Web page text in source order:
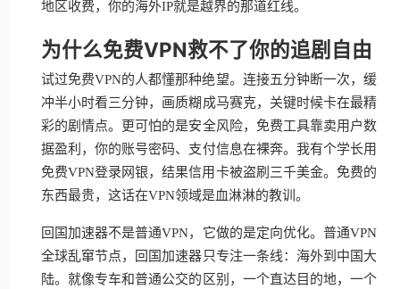
地区收费，你的海外IP就是越界的那道红线。
为什么免费VPN救不了你的追剧自由
试过免费VPN的人都懂那种绝望。连接五分钟断一次，缓
冲半小时看三分钟，画质糊成马赛克，关键时候卡在最精
彩的剧情点。更可怕的是安全风险，免费工具靠卖用户数
据盈利，你的账号密码、支付信息在裸奔。我有个学长用
免费VPN登录网银，结果信用卡被盗刷三千美金。免费的
东西最贵，这话在VPN领域是血淋淋的教训。
回国加速器不是普通VPN，它做的是定向优化。普通VPN
全球乱窜节点，回国加速器只专注一条线：海外到中国大
陆。就像专车和普通公交的区别，一个直达目的地，一个